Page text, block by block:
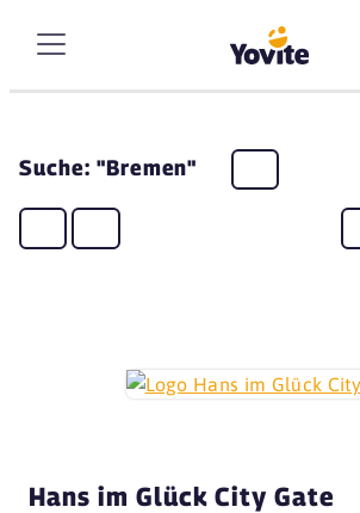
Suche: "Bremen"
Hans im Glück City Gate